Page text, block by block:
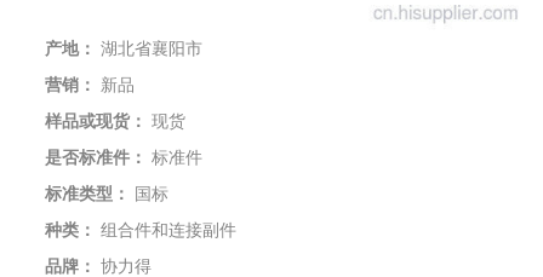
产地： 湖北省襄阳市
营销：
新品
样品或现货： 现货
是否标准件： 标准件
标准类型：
国标
种类： 组合件和连接副件
品牌： 协力得